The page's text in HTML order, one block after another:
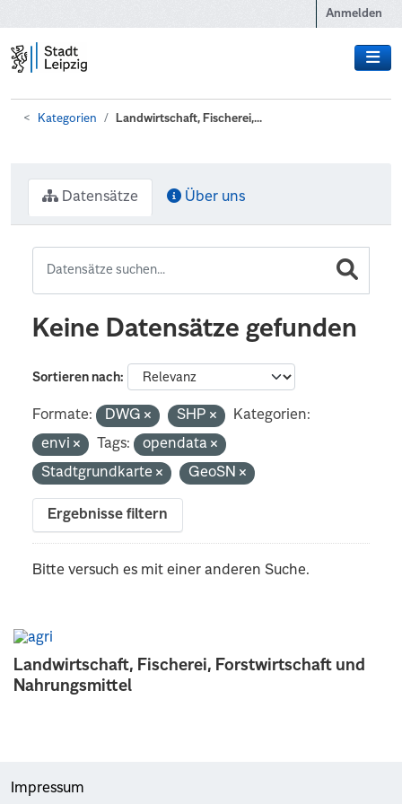
Anmelden
Kategorien Landwirtschaft, Fischerei,...
Landwirtschaft, Fischerei, Forstwirtschaft und
Nahrungsmittel
Datensätze Über uns
Keine Datensätze gefunden
Sortieren nach
Formate: DWG SHP
Kategorien:
envi
Tags:
opendata
Stadtgrundkarte
GeoSN
Ergebnisse filtern
Bitte versuch es mit einer anderen Suche.
Impressum